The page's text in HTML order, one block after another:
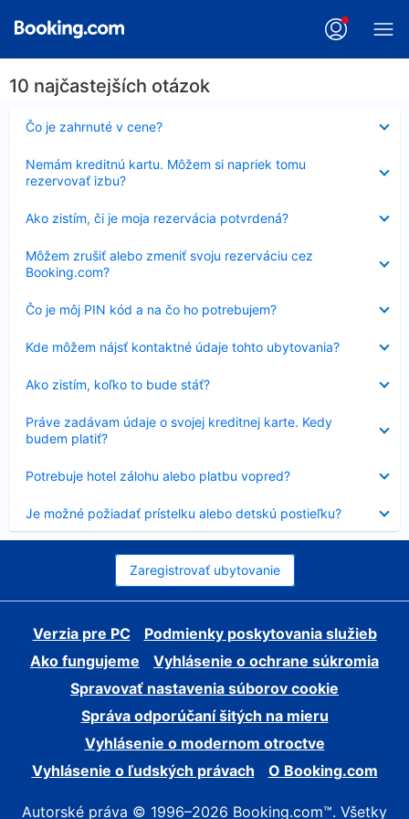
10 najčastejších otázok
Čo je zahrnuté v cene?
Nezobrazuje
sa
Nemám kreditnú kartu. Môžem si napriek tomu
rezervovať izbu?
sa
Ako zistím, či je moja rezervácia potvrdená?
sa
Môžem zrušiť alebo zmeniť svoju rezerváciu cez
Booking.com?
sa
Čo je môj PIN kód a na čo ho potrebujem?
Nezobrazuje
sa
Kde môžem nájsť kontaktné údaje tohto ubytovania?
sa
Ako zistím, koľko to bude stáť?
sa
Práve zadávam údaje o svojej kreditnej karte. Kedy
budem platiť?
sa
Potrebuje hotel zálohu alebo platbu vopred?
sa
Je možné požiadať prístelku alebo detskú postieľku?
sa
Zaregistrovať ubytovanie
Verzia pre PC
Podmienky poskytovania služieb
Ako fungujeme
Vyhlásenie o ochrane súkromia
Spravovať nastavenia súborov cookie
Správa odporúčaní šitých na mieru
Vyhlásenie o modernom otroctve
Vyhlásenie o ľudských právach
O Booking.com
Autorské práva © 1996–2026 Booking.com™. Všetky